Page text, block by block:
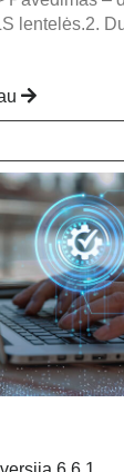
lentelės.2.